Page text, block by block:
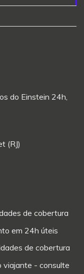
do Einstein 24h,
(RJ)
de cobertura
em 24h úteis
de cobertura
viajante - consulte